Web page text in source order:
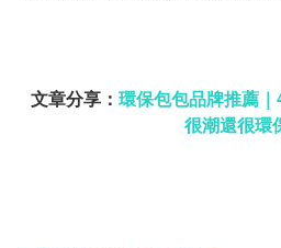
文章分享： 環保包包品牌推薦
很潮還很環